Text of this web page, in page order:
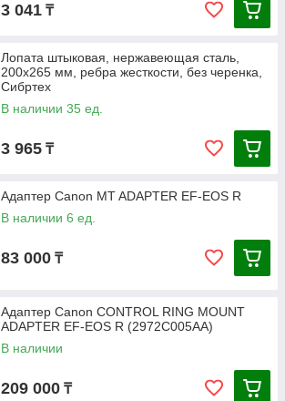
3 041 ₸
Лопата штыковая, нержавеющая сталь,
200х265 мм, ребра жесткости, без черенка,
Сибртех
В наличии 35 ед.
3 965 ₸
Адаптер Canon MT ADAPTER EF-EOS R
В наличии 6 ед.
83 000 ₸
Адаптер Canon CONTROL RING MOUNT
ADAPTER EF-EOS R (2972C005AA)
В наличии
209 000 ₸